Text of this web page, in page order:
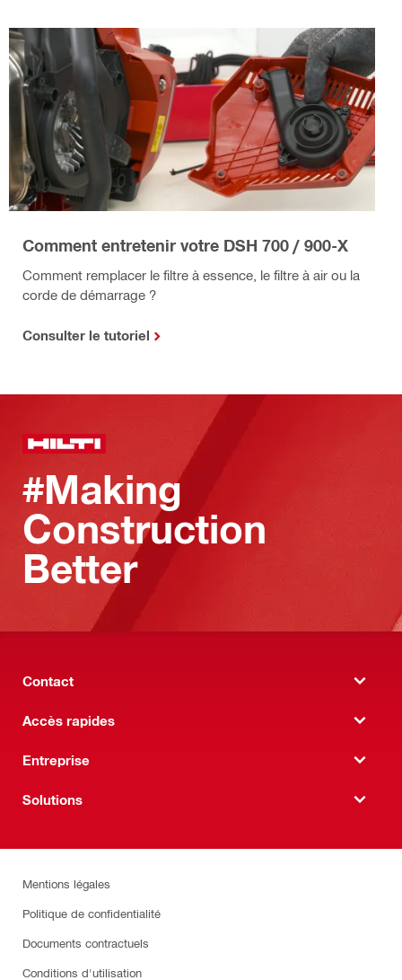
Comment entretenir votre DSH 700 / 900-X
Comment remplacer le filtre à essence, le filtre à air ou la
corde de démarrage ?
Consulter le tutoriel
#Making
Construction
Better
Contact
Accès rapides
Entreprise
Solutions
Mentions légales
Politique de confidentialité
Documents contractuels
Conditions d'utilisation